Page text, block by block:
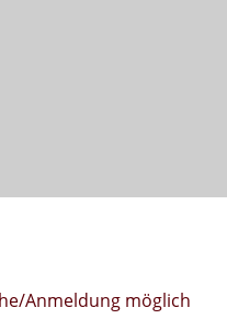
Anmeldung möglich